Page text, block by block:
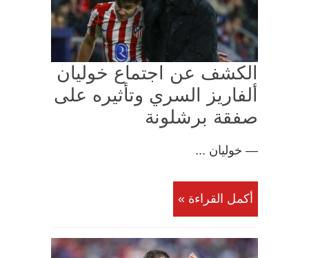
الكشف عن اجتماع خوليان
ألفاريز السري وتأثيره على
صفقة برشلونة
— خوليان ...
أكمل القراءة »